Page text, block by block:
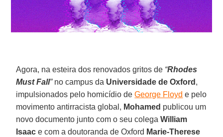
Agora, na esteira dos renovados gritos de “Rhodes
Must Fall”no campus da Universidade de Oxford ,
impulsionados pelo homicídio deGeorge Floyd e pelo
movimento antirracista global, Mohamed publicou um
novo documento junto com o seu colegaWilliam
Isaac e com a doutoranda de Oxford Marie-Therese